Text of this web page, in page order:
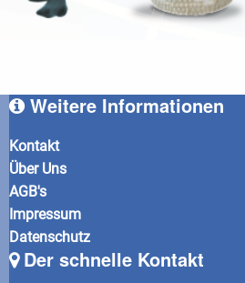
Weitere Informationen
Kontakt
Über Uns
AGB's
Impressum
Datenschutz
Der schnelle Kontakt